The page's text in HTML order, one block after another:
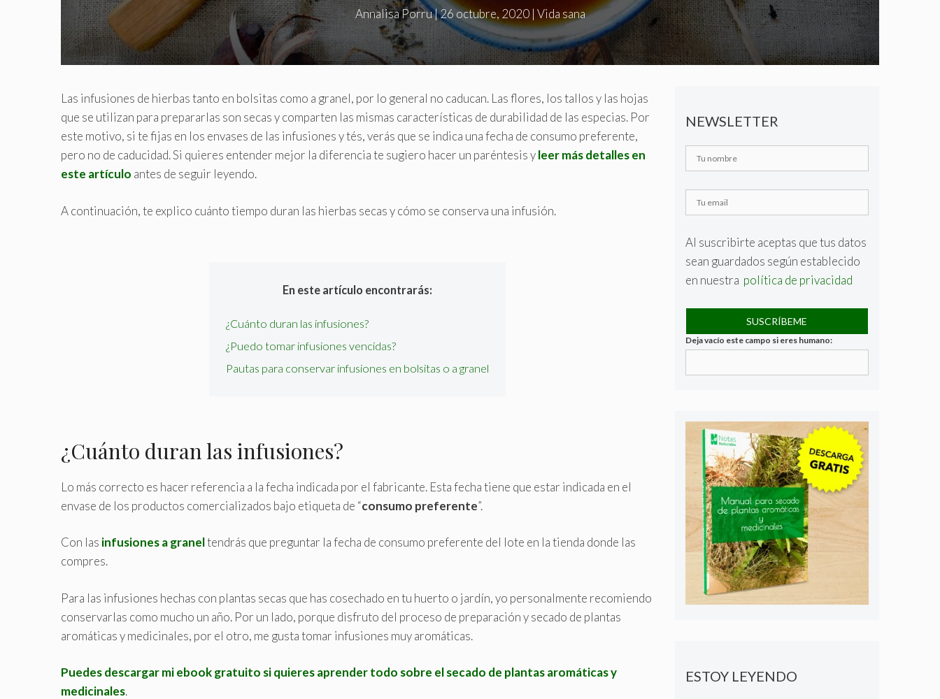
Annalisa Porru|26 octubre, 2020| Vida sana
Las infusiones de hierbas tanto en bolsitas como a granel, por lo general no caducan. Las flores, los tallos y las hojas
que se utilizan para prepararlas son secas y comparten las mismas características de durabilidad de las especias. Por
este motivo, si te fijas en los envases de las infusiones y tés, verás que se indica una fecha de consumo preferente,
pero no de caducidad. Si quieres entender mejor la diferencia te sugiero hacer un paréntesis yleer más detalles en
este artículo antes de seguir leyendo.
A continuación, te explico cuánto tiempo duran las hierbas secas y cómo se conserva una infusión.
En este artículo encontrarás:
¿Cuánto duran las infusiones?
¿Puedo tomar infusiones vencidas?
Pautas para conservar infusiones en bolsitas o a granel
¿Cuánto duran las infusiones?
Lo más correcto es hacer referencia a la fecha indicada por el fabricante. Esta fecha tiene que estar indicada en el
envase de los productos comercializados bajo etiqueta de “consumo preferente”.
Con las infusiones a graneltendrás que preguntar la fecha de consumo preferente del lote en la tienda donde las
compres.
Para las infusiones hechas con plantas secas que has cosechado en tu huerto o jardín, yo personalmente recomiendo
conservarlas como mucho un año. Por un lado, porque disfruto del proceso de preparación y secado de plantas
aromáticas y medicinales, por el otro, me gusta tomar infusiones muy aromáticas.
Puedes descargar mi ebook gratuito si quieres aprender todo sobre el secado de plantas aromáticas y
medicinales.
NEWSLETTER
Al suscribirte aceptas que tus datos
sean guardados según establecido
en nuestra política de privacidad
Deja vacío este campo si eres humano:
ESTOY LEYENDO